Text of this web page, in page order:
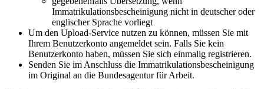
Immatrikulationsbescheinigung nicht in deutscher oder
englischer Sprache vorliegt
Um den Upload-Service nutzen zu können, müssen Sie mit
Ihrem Benutzerkonto angemeldet sein. Falls Sie kein
Benutzerkonto haben, müssen Sie sich einmalig registrieren.
Senden Sie im Anschluss die Immatrikulationsbescheinigung
im Original an die Bundesagentur für Arbeit.